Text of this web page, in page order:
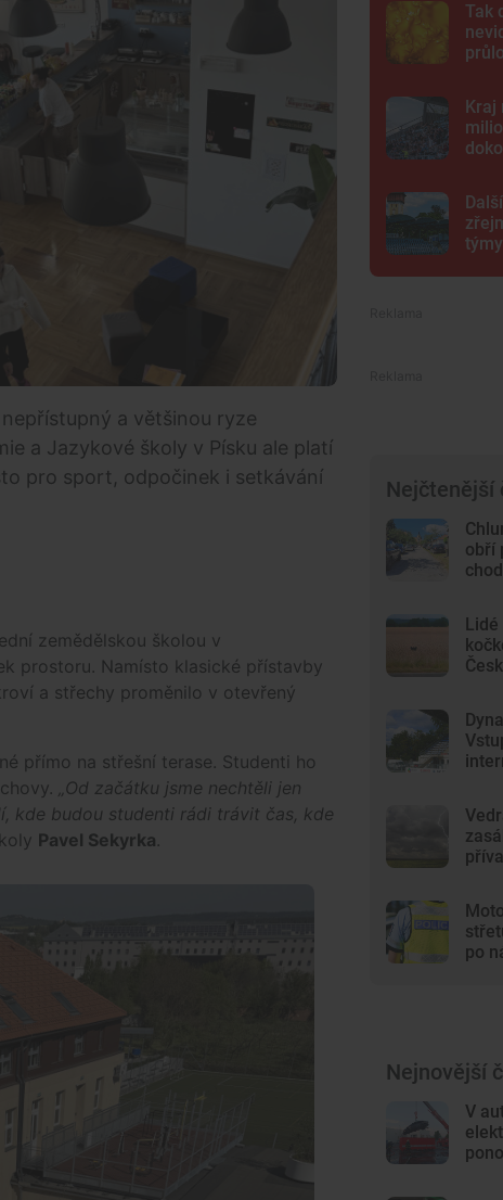
a většinou ryze
a Jazykové školy v Písku ale platí
pro sport, odpočinek i setkávání
zemědělskou školou v
prostoru. Namísto klasické přístavby
a střechy proměnilo v otevřený
přímo na střešní terase. Studenti ho
„Od začátku jsme nechtěli jen
kde budou studenti rádi trávit čas, kde
Pavel Sekyrka.
Tak
Kraj
Nejčtenější
obří
po
Nejnovější
V